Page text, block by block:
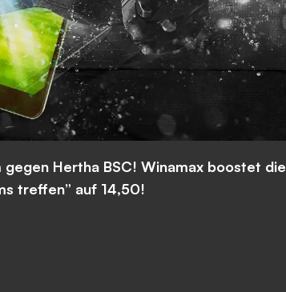
gegen Hertha BSC! Winamax boostet die
treffen” auf 14,50!